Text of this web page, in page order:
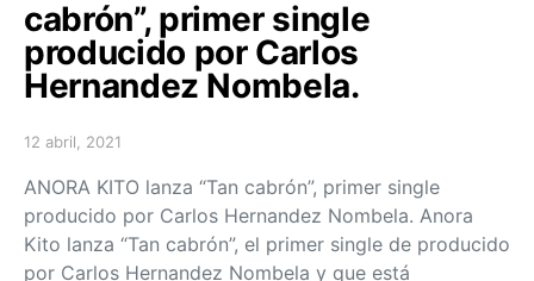
cabrón”, primer single
producido por Carlos
Hernandez Nombela.
Posted on
12 abril, 2021
ANORA KITO lanza “Tan cabrón”, primer single
producido por Carlos Hernandez Nombela. Anora
Kito lanza “Tan cabrón”, el primer single de producido
por Carlos Hernandez Nombela y que está